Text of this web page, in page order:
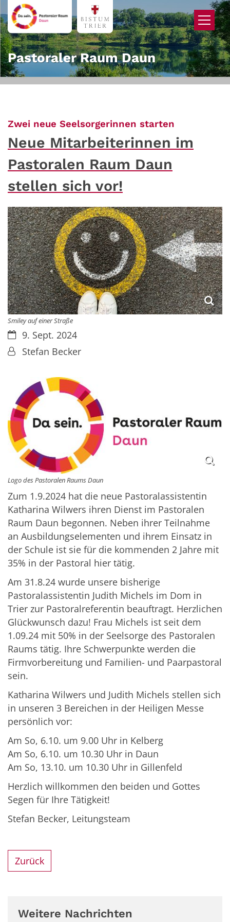
Zum Inhalt springen
Pastoraler Raum Daun
Zwei neue Seelsorgerinnen starten
Neue Mitarbeiterinnen im
Pastoralen Raum Daun
stellen sich vor!
Smiley auf einer Straße
Datum:9. Sept. 2024
Von:Stefan Becker
Logo des Pastoralen Raums Daun
Zum 1.9.2024 hat die neue Pastoralassistentin
Katharina Wilwers ihren Dienst im Pastoralen
Raum Daun begonnen. Neben ihrer Teilnahme
an Ausbildungselementen und ihrem Einsatz in
der Schule ist sie für die kommenden 2 Jahre mit
35% in der Pastoral hier tätig.
Am 31.8.24 wurde unsere bisherige
Pastoralassistentin Judith Michels im Dom in
Trier zur Pastoralreferentin beauftragt. Herzlichen
Glückwunsch dazu! Frau Michels ist seit dem
1.09.24 mit 50% in der Seelsorge des Pastoralen
Raums tätig. Ihre Schwerpunkte werden die
Firmvorbereitung und Familien- und Paarpastoral
sein.
Katharina Wilwers und Judith Michels stellen sich
in unseren 3 Bereichen in der Heiligen Messe
persönlich vor:
Am So, 6.10. um 9.00 Uhr in Kelberg
Am So, 6.10. um 10.30 Uhr in Daun
Am So, 13.10. um 10.30 Uhr in Gillenfeld
Herzlich willkommen den beiden und Gottes
Segen für Ihre Tätigkeit!
Stefan Becker, Leitungsteam
Zurück
Weitere Nachrichten